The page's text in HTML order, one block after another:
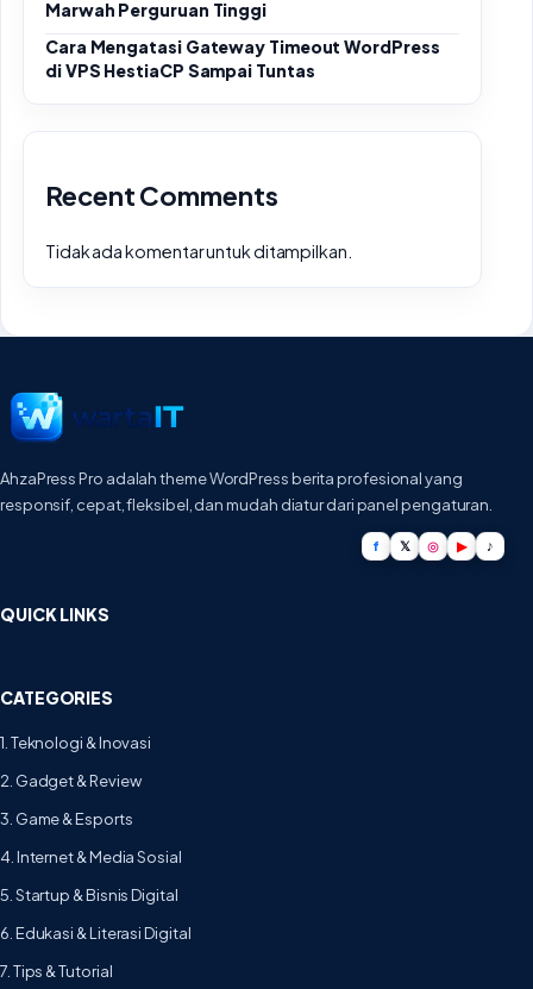
Marwah Perguruan Tinggi
Cara Mengatasi Gateway Timeout WordPress
di VPS HestiaCP Sampai Tuntas
Recent Comments
Tidak ada komentar untuk ditampilkan.
AhzaPress Pro adalah theme WordPress berita profesional yang
responsif, cepat, fleksibel, dan mudah diatur dari panel pengaturan.
f 𝕏 ◎ ▶ ♪
QUICK LINKS
CATEGORIES
1. Teknologi & Inovasi
2. Gadget & Review
3. Game & Esports
4. Internet & Media Sosial
5. Startup & Bisnis Digital
6. Edukasi & Literasi Digital
7. Tips & Tutorial